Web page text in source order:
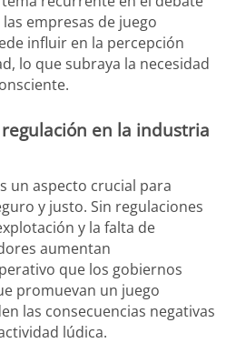
empresas de juego
influir en la percepción
lo que subraya la necesidad
en la industria
un aspecto crucial para
y justo. Sin regulaciones
y la falta de
aumentan
que los gobiernos
promuevan un juego
las consecuencias negativas
lúdica.